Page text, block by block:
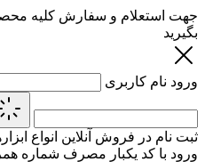
جهت استعلام و سفارش کلیه
بگیرید
ورود نام کاربری
ثبت نام در فروش آنلاین انواع
ورود با کد یکبار مصرف شماره